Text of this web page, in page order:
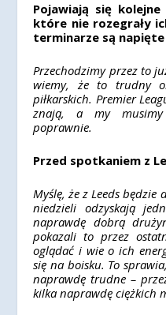
Pojawiają się
które nie rozegrały
terminarze są napięte
Przechodzimy przez to
wiemy, że to trudny
piłkarskich. Premier
znają, a my
poprawnie.
Przed spotkaniem z
Myślę, że z Leeds będzie
niedzieli odzyskają
naprawdę dobrą
pokazali to przez
oglądać i wie o ich
się na boisku. To
naprawdę trudne –
kilka naprawdę ciężkich